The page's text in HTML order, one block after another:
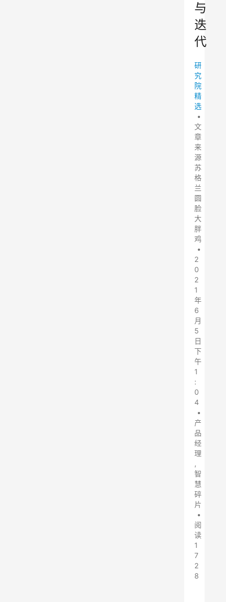
与
迭
代
研
究
院
精
选
•
文
章
来
源
苏
格
兰
圆
脸
大
胖
鸡
•
2
0
2
1
年
6
月
5
日
下
午
1
:
0
4
•
产
品
经
理
,
智
慧
碎
片
•
阅
读
1
7
2
8